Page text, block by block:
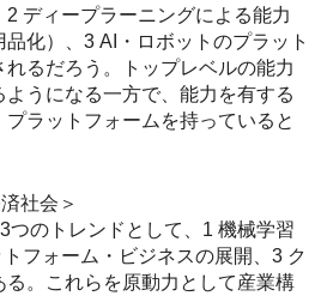
ディープラーニングによる能力
化）、3 AI・ロボットのプラット
るだろう。トップレベルの能力
うになる一方で、能力を有する
ラットフォームを持っていると
社会＞
つのトレンドとして、1 機械学習
フォーム・ビジネスの展開、3 ク
。これらを原動力として産業構